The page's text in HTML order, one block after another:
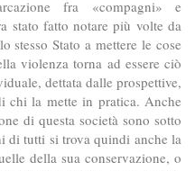
fra «compagni» e
stato fatto notare più volte da
stesso Stato a mettere le cose
violenza torna ad essere ciò
dettata dalle prospettive,
chi la mette in pratica. Anche
di questa società sono sotto
tutti si trova quindi anche la
della sua conservazione, o